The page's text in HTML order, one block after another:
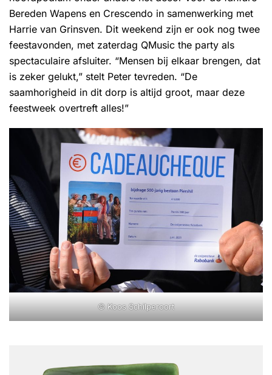
Bereden Wapens en Crescendo in samenwerking met
Harrie van Grinsven. Dit weekend zijn er ook nog twee
feestavonden, met zaterdag QMusic the party als
spectaculaire afsluiter. “Mensen bij elkaar brengen, dat
is zeker gelukt,” stelt Peter tevreden. “De
saamhorigheid in dit dorp is altijd groot, maar deze
feestweek overtreft alles!”
© Koos Schilperoort